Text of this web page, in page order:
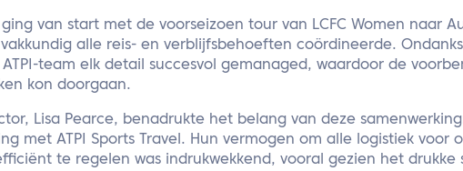
van start met de voorseizoen tour van LCFC Women naar
vakkundig alle reis- en verblijfsbehoeften coördineerde.
team elk detail succesvol gemanaged, waardoor de
kon doorgaan.
Lisa Pearce, benadrukte het belang van deze
met ATPI Sports Travel. Hun vermogen om alle logistiek voor
te regelen was indrukwekkend, vooral gezien het drukke